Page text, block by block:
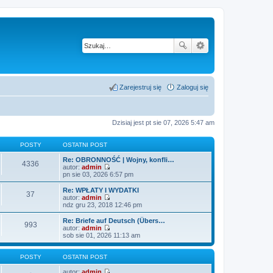
Zaloguj się
Zarejestruj się
Dzisiaj jest pt sie 07, 2026 5:47 am
POSTY OSTATNI POST
4336
Re: OBRONNOŚĆ | Wojny, konfli…
autor: admin
W
y
ś
w
i
e
t
l
n
a
j
pn sie 03, 2026 6:57 pm
37
Re: WPŁATY I WYDATKI
autor: admin
W
y
ś
w
i
e
t
ndz gru 23, 2018 12:46 pm
993
Re: Briefe auf Deutsch (Übers…
autor: admin
W
y
ś
i
sob sie 01, 2026 11:13 am
POSTY OSTATNI POST